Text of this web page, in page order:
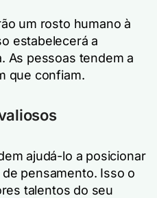
um rosto humano à
estabelecerá a
As pessoas tendem a
que confiam.
ajudá-lo a posicionar
pensamento. Isso o
talentos do seu